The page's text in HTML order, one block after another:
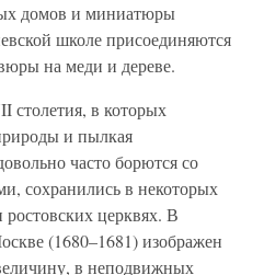
домов и миниатюры
школе присоединяются
на меди и дереве.
столетия, в которых
и пылкая
часто борются со
сохранились в некоторых
ростовских церквях. В
(1680–1681) изображен
в неподвижных